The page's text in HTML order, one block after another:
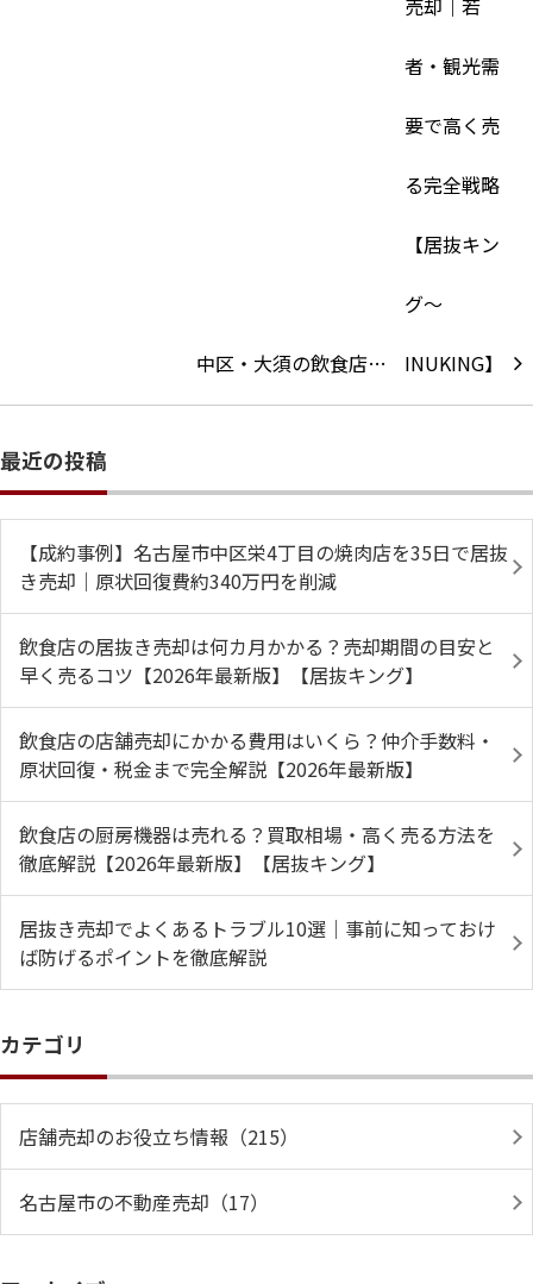
中区・大須の飲食店…
最近の投稿
【成約事例】名古屋市中区栄4丁目の焼肉店を35日で居抜
き売却｜原状回復費約340万円を削減
飲食店の居抜き売却は何カ月かかる？売却期間の目安と
早く売るコツ【2026年最新版】【居抜キング】
飲食店の店舗売却にかかる費用はいくら？仲介手数料・
原状回復・税金まで完全解説【2026年最新版】
飲食店の厨房機器は売れる？買取相場・高く売る方法を
徹底解説【2026年最新版】【居抜キング】
居抜き売却でよくあるトラブル10選｜事前に知っておけ
ば防げるポイントを徹底解説
カテゴリ
店舗売却のお役立ち情報（215）
名古屋市の不動産売却（17）